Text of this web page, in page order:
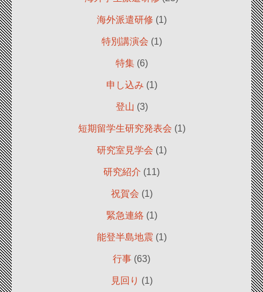
海外派遣研修 (1)
特別講演会 (1)
特集(6)
申し込み (1)
登山 (3)
短期留学生研究発表会 (1)
研究室見学会 (1)
研究紹介 (11)
祝賀会 (1)
緊急連絡 (1)
能登半島地震 (1)
行事 (63)
見回り (1)